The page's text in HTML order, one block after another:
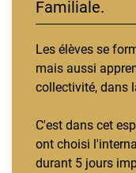
Familiale.
Les élèves se
mais aussi
collectivité, dans
C'est dans cet
ont choisi
durant 5 jours